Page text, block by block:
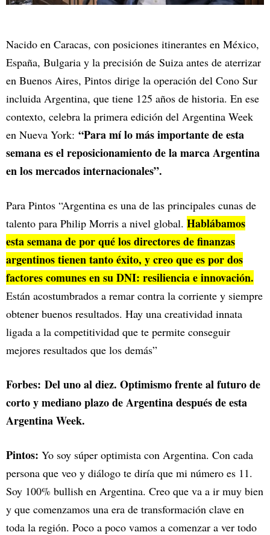
Nacido en Caracas, con posiciones itinerantes en México,
España, Bulgaria y la precisión de Suiza antes de aterrizar
en Buenos Aires, Pintos dirige la operación del Cono Sur
incluida Argentina, que tiene 125 años de historia. En ese
contexto, celebra la primera edición del Argentina Week
en Nueva York: “Para mí lo más importante de esta
semana es el reposicionamiento de la marca Argentina
en los mercados internacionales”.
Para Pintos “Argentina es una de las principales cunas de
talento para Philip Morris a nivel global. Hablábamos
esta semana de por qué los directores de finanzas
argentinos tienen tanto éxito, y creo que es por dos
factores comunes en su DNI: resiliencia e innovación.
Están acostumbrados a remar contra la corriente y siempre
obtener buenos resultados. Hay una creatividad innata
ligada a la competitividad que te permite conseguir
mejores resultados que los demás”
Forbes: Del uno al diez. Optimismo frente al futuro de
corto y mediano plazo de Argentina después de esta
Argentina Week.
Pintos: Yo soy súper optimista con Argentina. Con cada
persona que veo y diálogo te diría que mi número es 11.
Soy 100% bullish en Argentina. Creo que va a ir muy bien
y que comenzamos una era de transformación clave en
toda la región. Poco a poco vamos a comenzar a ver todo